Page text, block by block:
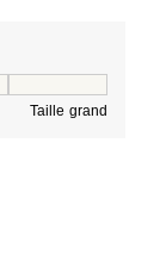
Taille grand